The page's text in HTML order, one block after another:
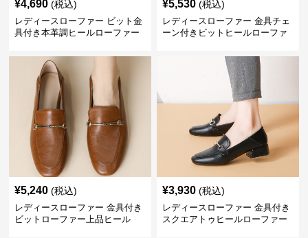
¥4,690 (税込)
レディースローファー ビット金
具付き本革調ヒールローファー
¥5,530 (税込)
レディースローファー 金具チェ
ーン付きビットヒールローファ
¥5,240 (税込)
レディースローファー 金具付き
ビットローファー上品ヒール
¥3,930 (税込)
レディースローファー 金具付き
スクエアトゥヒールローファー